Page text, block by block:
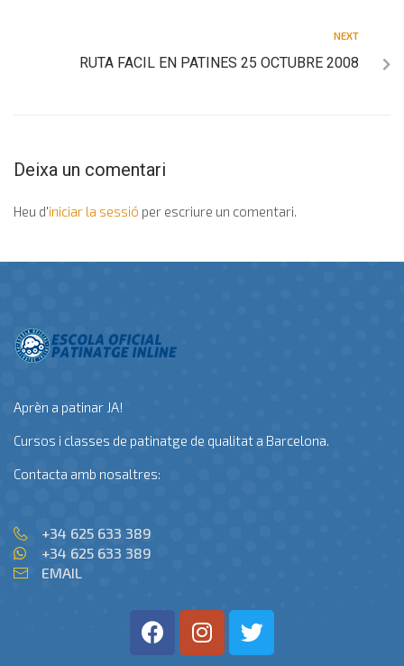
NEXT
RUTA FACIL EN PATINES 25 OCTUBRE 2008
Deixa un comentari
Heu d'iniciar la sessió per escriure un comentari.
Aprèn a patinar JA!
Cursos i classes de patinatge de qualitat a Barcelona.
Contacta amb nosaltres:
+34 625 633 389
+34 625 633 389
EMAIL